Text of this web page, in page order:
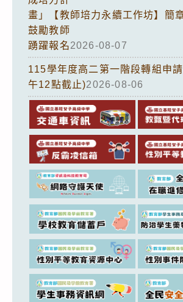
畫」【教師培力永續工作坊】簡
鼓勵教師
踴躍報名2026-08-07
115學年度高二第一階段轉組申
午12點截止)2026-08-06